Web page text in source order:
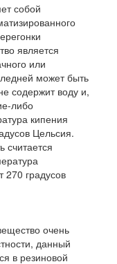
собой
является
или
может быть
содержит воду и,
либо
кипения
Цельсия.
считается
270 градусов
очень
данный
в резиновой